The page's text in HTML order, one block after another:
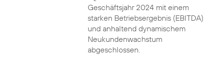
Geschäftsjahr 2024 mit einem
starken Betriebsergebnis (EBITDA)
und anhaltend dynamischem
Neukundenwachstum
abgeschlossen.